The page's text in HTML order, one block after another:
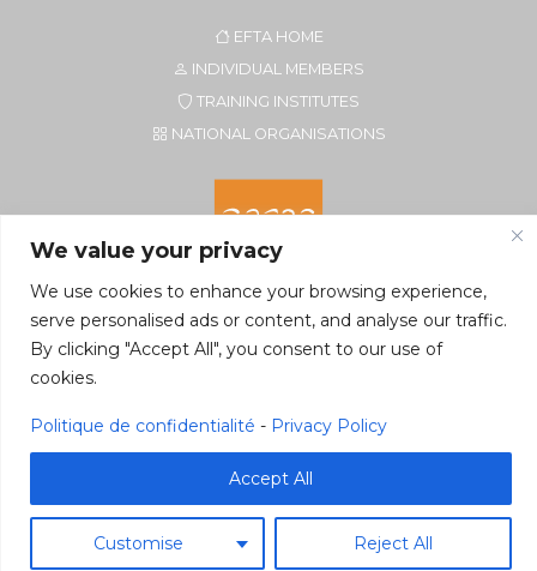
We value your privacy
We use cookies to enhance your browsing experience,
serve personalised ads or content, and analyse our traffic.
By clicking "Accept All", you consent to our use of
cookies.
Politique de confidentialité - Privacy Policy
Customise Reject All
Accept All
EFTA HOME
INDIVIDUAL MEMBERS
TRAINING INSTITUTES
NATIONAL ORGANISATIONS
5590 Ciney, Belgium
Tel. +32 496 22 22 96
©2026 eftacim.org Web tools Pragmacom